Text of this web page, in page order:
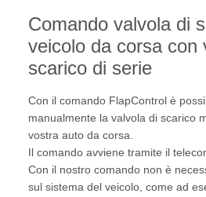
Comando valvola di
veicolo da corsa con
scarico di serie
Con il comando FlapControl è
manualmente la valvola di scarico
vostra auto da corsa.
Il comando avviene tramite il
Con il nostro comando non è
sul sistema del veicolo, come ad